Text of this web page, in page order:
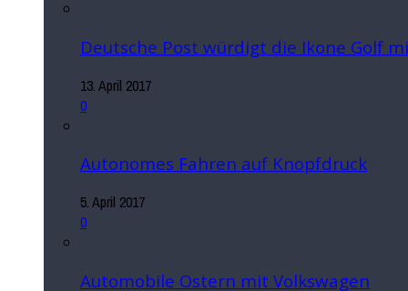
Deutsche Post würdigt die Ikone Golf
13. April 2017
0
Autonomes Fahren auf Knopfdruck
5. April 2017
0
Automobile Ostern mit Volkswagen